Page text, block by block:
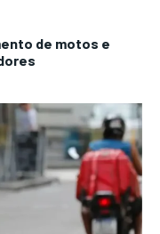
de motos e